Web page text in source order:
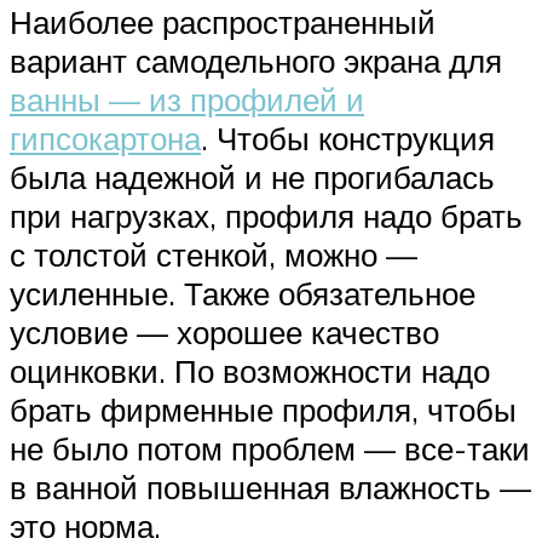
Наиболее распространенный
вариант самодельного экрана для
ванны — из профилей и
гипсокартона. Чтобы конструкция
была надежной и не прогибалась
при нагрузках, профиля надо брать
с толстой стенкой, можно —
усиленные. Также обязательное
условие — хорошее качество
оцинковки. По возможности надо
брать фирменные профиля, чтобы
не было потом проблем — все-таки
в ванной повышенная влажность —
это норма.